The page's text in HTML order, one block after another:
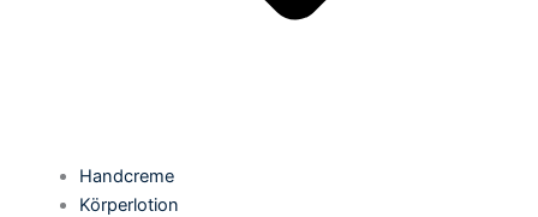
Handcreme
Körperlotion